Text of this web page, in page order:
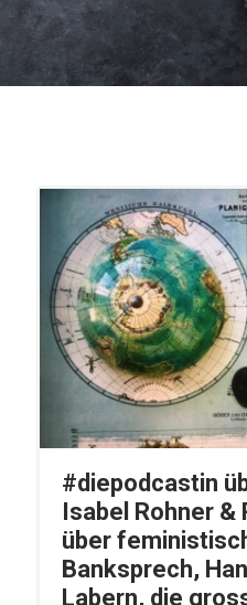
#diepodcastin
Isabel Rohner &
über
Banksprech,
Labern, die